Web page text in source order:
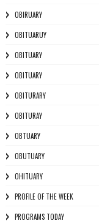
OBIRUARY
OBITUARUY
OBITUARY
OBITUARY
OBITURARY
OBITURAY
OBTUARY
OBUTUARY
OHITUARY
PROFILE OF THE WEEK
PROGRAMS TODAY